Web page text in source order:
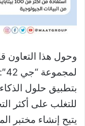
وحول هذا التعاون
بتطبيق حلول
للتغلب على أكثر